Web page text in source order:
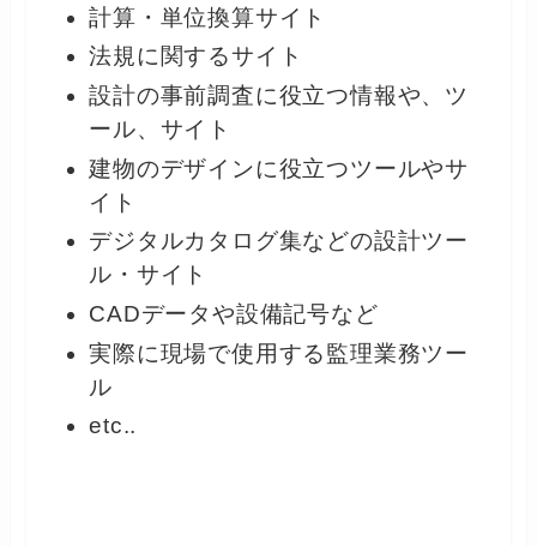
計算・単位換算サイト
法規に関するサイト
設計の事前調査に役立つ情報や、ツ
ール、サイト
建物のデザインに役立つツールやサ
イト
デジタルカタログ集などの設計ツー
ル・サイト
CADデータや設備記号など
実際に現場で使用する監理業務ツー
ル
etc..